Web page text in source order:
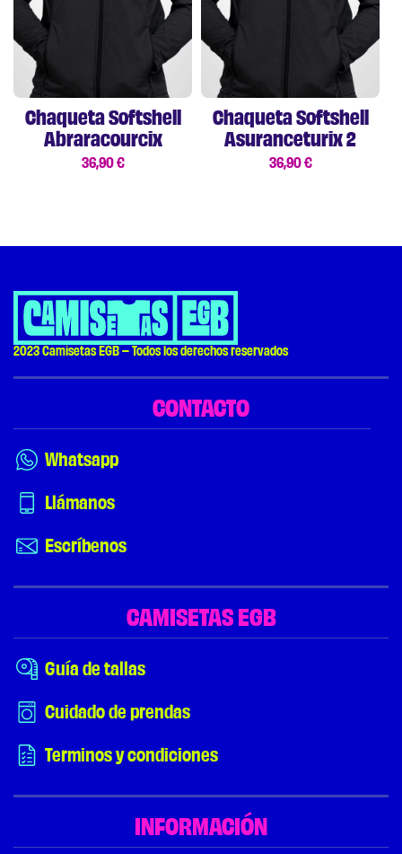
Chaqueta Softshell
Abraracourcix
36,90 €
Chaqueta Softshell
Asuranceturix 2
36,90 €
2023 Camisetas EGB – Todos los derechos reservados
CONTACTO
Whatsapp
Llámanos
Escríbenos
CAMISETAS EGB
Guía de tallas
Cuidado de prendas
Terminos y condiciones
INFORMACIÓN